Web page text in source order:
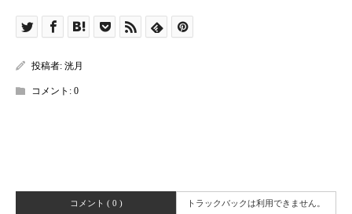
投稿者: 洸月
コメント: 0
コメント ( 0 ) トラックバックは利用できません。